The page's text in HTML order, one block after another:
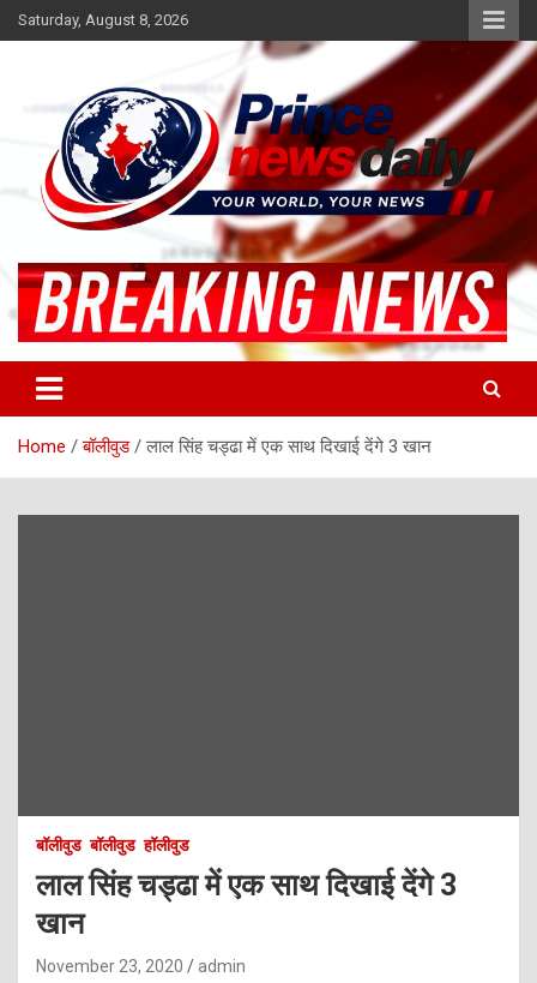
Skip
to
Saturday, August 8, 2026
Princenews Daily
Home बॉलीवुड लाल सिंह चड्ढा में एक साथ दिखाई देंगे 3 खान
बॉलीवुड बॉलीवुड हॉलीवुड
लाल सिंह चड्ढा में एक साथ दिखाई देंगे 3
खान
November 23, 2020 admin